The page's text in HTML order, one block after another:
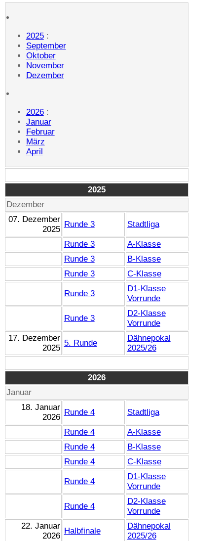
2025:
September
Oktober
November
Dezember
2026:
Januar
Februar
März
April
2025
Dezember
07. Dezember
2025
Runde 3 Stadtliga
Runde 3
A-Klasse
Runde 3
B-Klasse
Runde 3
C-Klasse
Runde 3
D1-Klasse
Vorrunde
Runde 3
D2-Klasse
Vorrunde
17. Dezember
2025
5. Runde
Dähnepokal
2025/26
2026
Januar
18. Januar
2026
Runde 4 Stadtliga
Runde 4
A-Klasse
Runde 4
B-Klasse
Runde 4
C-Klasse
Runde 4
D1-Klasse
Vorrunde
Runde 4
D2-Klasse
Vorrunde
22. Januar
2026
Halbfinale
Dähnepokal
2025/26